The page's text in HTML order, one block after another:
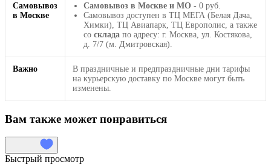
Самовывоз
в Москве
Самовывоз в Москве и МО - 0 руб.
Самовывоз доступен в ТЦ МЕГА (Белая Дача,
Химки), ТЦ Авиапарк, ТЦ Европолис, а также
со склада по адресу: г. Москва, ул. Костякова,
д. 7/7 (м. Дмитровская).
Важно
В праздничные и предпраздничные дни тарифы
на курьерскую доставку по Москве могут быть
изменены.
Вам также может понравиться
Быстрый просмотр